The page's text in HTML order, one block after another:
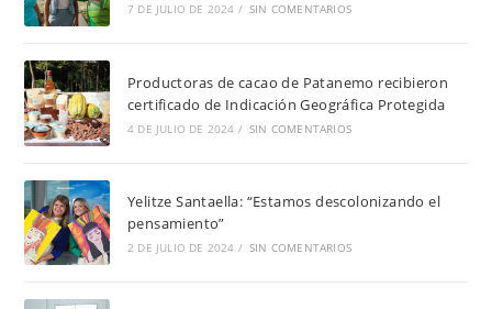
7 DE JULIO DE 2024 / SIN COMENTARIOS
Productoras de cacao de Patanemo recibieron
certificado de Indicación Geográfica Protegida
4 DE JULIO DE 2024 / SIN COMENTARIOS
Yelitze Santaella: “Estamos descolonizando el
pensamiento”
2 DE JULIO DE 2024 / SIN COMENTARIOS